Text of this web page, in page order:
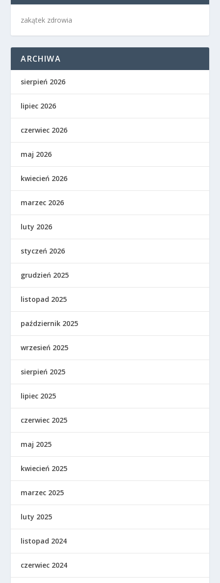
zakątek zdrowia
ARCHIWA
sierpień 2026
lipiec 2026
czerwiec 2026
maj 2026
kwiecień 2026
marzec 2026
luty 2026
styczeń 2026
grudzień 2025
listopad 2025
październik 2025
wrzesień 2025
sierpień 2025
lipiec 2025
czerwiec 2025
maj 2025
kwiecień 2025
marzec 2025
luty 2025
listopad 2024
czerwiec 2024